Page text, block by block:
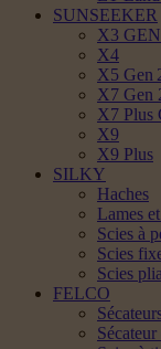
SUNSEEKER
X3
X4
X5 Gen
X7 Gen
X7 Plus
X9
X9 Plus
SILKY
Haches
Lames
Scies à
Scies
Scies
FELCO